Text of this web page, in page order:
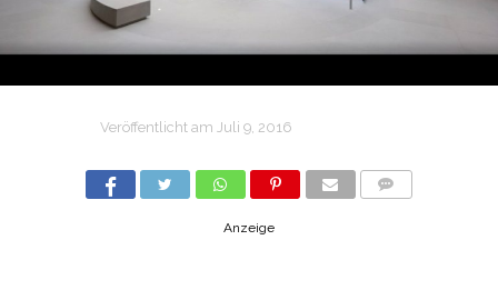
Veröffentlicht am Juli 9, 2016
Anzeige